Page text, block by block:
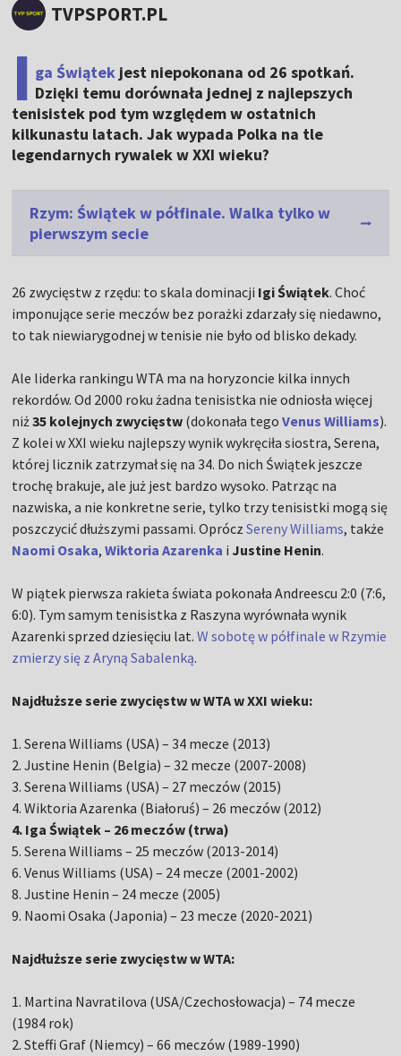
TVPSPORT.PL
I ga Świątek jest niepokonana od 26 spotkań.
Dzięki temu dorównała jednej z najlepszych
tenisistek pod tym względem w ostatnich
kilkunastu latach. Jak wypada Polka na tle
legendarnych rywalek w XXI wieku?
Rzym: Świątek w półfinale. Walka tylko w
pierwszym secie
26 zwycięstw z rzędu: to skala dominacji Igi Świątek. Choć
imponujące serie meczów bez porażki zdarzały się niedawno,
to tak niewiarygodnej w tenisie nie było od blisko dekady.
Ale liderka rankingu WTA ma na horyzoncie kilka innych
rekordów. Od 2000 roku żadna tenisistka nie odniosła więcej
niż35 kolejnych zwycięstw (dokonała tegoVenus Williams).
Z kolei w XXI wieku najlepszy wynik wykręciła siostra, Serena,
której licznik zatrzymał się na 34. Do nich Świątek jeszcze
trochę brakuje, ale już jest bardzo wysoko. Patrząc na
nazwiska, a nie konkretne serie, tylko trzy tenisistki mogą się
poszczycić dłuższymi passami. OpróczSereny Williams, także
Naomi Osaka,Wiktoria Azarenka i Justine Henin.
W piątek pierwsza rakieta świata pokonała Andreescu 2:0 (7:6,
6:0). Tym samym tenisistka z Raszyna wyrównała wynik
Azarenki sprzed dziesięciu lat.W sobotę w półfinale w Rzymie
zmierzy się z Aryną Sabalenką.
Najdłuższe serie zwycięstw w WTA w XXI wieku:
1. Serena Williams (USA) – 34 mecze (2013)
2. Justine Henin (Belgia) – 32 mecze (2007-2008)
3. Serena Williams (USA) – 27 meczów (2015)
4. Wiktoria Azarenka (Białoruś) – 26 meczów (2012)
4. Iga Świątek – 26 meczów (trwa)
5. Serena Williams – 25 meczów (2013-2014)
6. Venus Williams (USA) – 24 mecze (2001-2002)
8. Justine Henin – 24 mecze (2005)
9. Naomi Osaka (Japonia) – 23 mecze (2020-2021)
Najdłuższe serie zwycięstw w WTA:
1. Martina Navratilova (USA/Czechosłowacja) – 74 mecze
(1984 rok)
2. Steffi Graf (Niemcy) – 66 meczów (1989-1990)